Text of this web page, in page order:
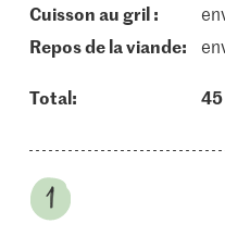
cuisson au gril :
repos de la viande:
Total: